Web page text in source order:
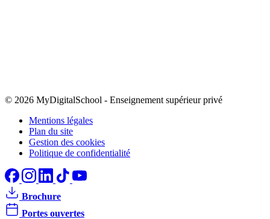
© 2026 MyDigitalSchool - Enseignement supérieur privé
Mentions légales
Plan du site
Gestion des cookies
Politique de confidentialité
Brochure
Portes ouvertes